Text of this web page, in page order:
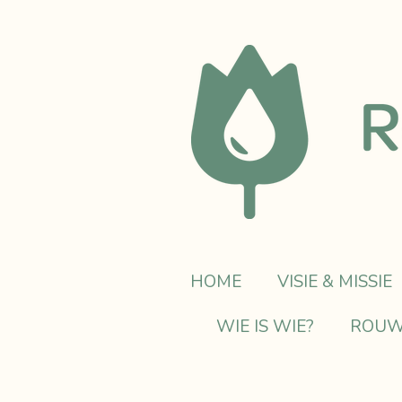
HOME VISIE & MISSIE
WIE IS WIE?